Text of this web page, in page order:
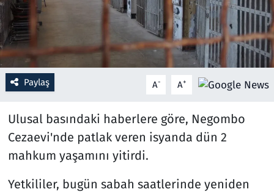
Paylaş A- A+
Ulusal basındaki haberlere göre, Negombo
Cezaevi'nde patlak veren isyanda dün 2
mahkum yaşamını yitirdi.
Yetkililer, bugün sabah saatlerinde yeniden
Rüya Tabirleri
Sağlık
Savunma Sanayi
Seçim 2023
Spor
Teknoloji ve Bilim